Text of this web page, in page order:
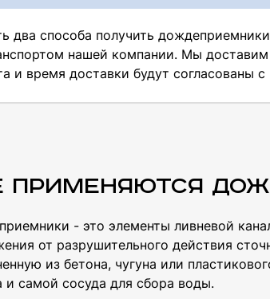
два способа получить
нашей компании. Мы
и время доставки будут
применяются
- это элементы ливневой
от разрушительного действия
из бетона, чугуна или
и самой сосуда для сбора воды.